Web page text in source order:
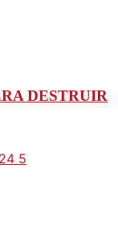
DESTRUIR
5